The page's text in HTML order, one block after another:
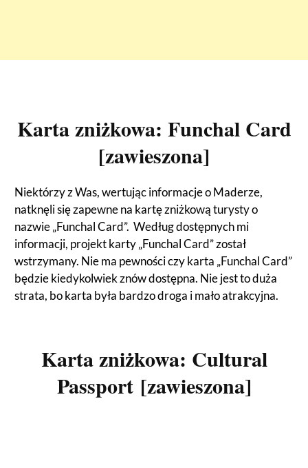
Karta zniżkowa: Funchal Card
[zawieszona]
Niektórzy z Was, wertując informacje o Maderze,
natknęli się zapewne na kartę zniżkową turysty o
nazwie „Funchal Card”. Według dostępnych mi
informacji, projekt karty „Funchal Card” został
wstrzymany. Nie ma pewności czy karta „Funchal Card”
będzie kiedykolwiek znów dostępna. Nie jest to duża
strata, bo karta była bardzo droga i mało atrakcyjna.
Karta zniżkowa: Cultural
Passport [zawieszona]